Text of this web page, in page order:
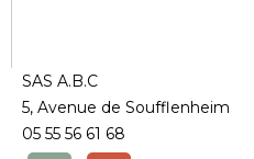
SAS A.B.C
5, Avenue de Soufflenheim
05 55 56 61 68